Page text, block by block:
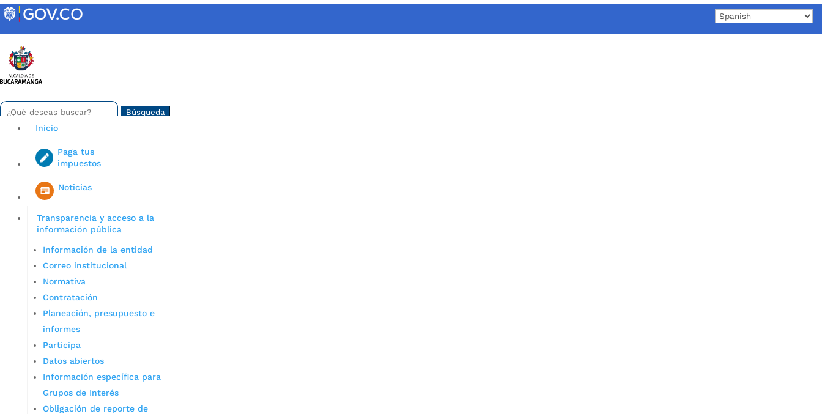
Skip
to
Buscar:
Search
for...
Iniciar sesión en gov co
Inicio
Paga tus
impuestos
Noticias
Transparencia y acceso a la
información pública
Información de la entidad
Correo institucional
Normativa
Contratación
Planeación, presupuesto e
informes
Participa
Datos abiertos
Información específica para
Grupos de Interés
Obligación de reporte de